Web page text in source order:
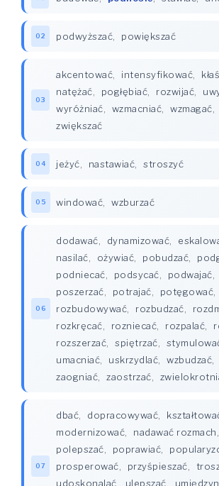
02 podwyższać powiększać
03
akcentować intensyfikować
natężać
pogłębiać rozwijać
wyróżniać
wzmacniać wzmagać
zwiększać
04 jeżyć nastawiać stroszyć
05 windować wzburzać
06
dodawać dynamizować
nasilać
ożywiać pobudzać
podniecać
podsycać podwajać
poszerzać
potrajać potęgować
rozbudowywać
rozbudzać
rozkręcać
rozniecać rozpalać
rozszerzać
spiętrzać
umacniać
uskrzydlać wzbudzać
zaogniać
zaostrzać
07
dbać dopracowywać
modernizować
nadawać rozmach
polepszać
poprawiać
prosperować
przyśpieszać
udoskonalać
ulepszać